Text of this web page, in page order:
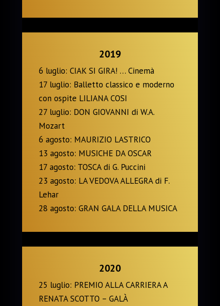
2019
6 luglio: CIAK SI GIRA! … Cinemà
17 luglio: Balletto classico e moderno
con ospite LILIANA COSI
27 luglio: DON GIOVANNI di W.A.
Mozart
6 agosto: MAURIZIO LASTRICO
13 agosto: MUSICHE DA OSCAR
17 agosto: TOSCA di G. Puccini
23 agosto: LA VEDOVA ALLEGRA di F.
Lehar
28 agosto: GRAN GALA DELLA MUSICA
2020
25 luglio: PREMIO ALLA CARRIERA A
RENATA SCOTTO – GALÀ